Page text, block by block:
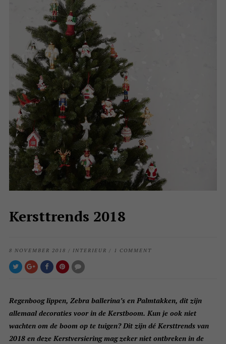
Kersttrends 2018
8 NOVEMBER 2018 / INTERIEUR / 1 COMMENT
Regenboog lippen, Zebra ballerina’s en Palmtakken, dit zijn
allemaal decoraties voor in de Kerstboom. Kun je ook niet
wachten om de boom op te tuigen? Dit zijn dé Kersttrends van
2018 en deze Kerstversiering mag zeker niet ontbreken in de